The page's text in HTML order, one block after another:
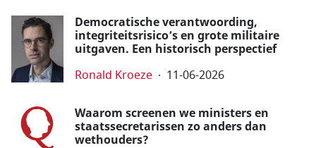
Democratische verantwoording,
integriteitsrisico’s en grote militaire
uitgaven. Een historisch perspectief
Ronald Kroeze 11-06-2026
Waarom screenen we ministers en
staatssecretarissen zo anders dan
wethouders?